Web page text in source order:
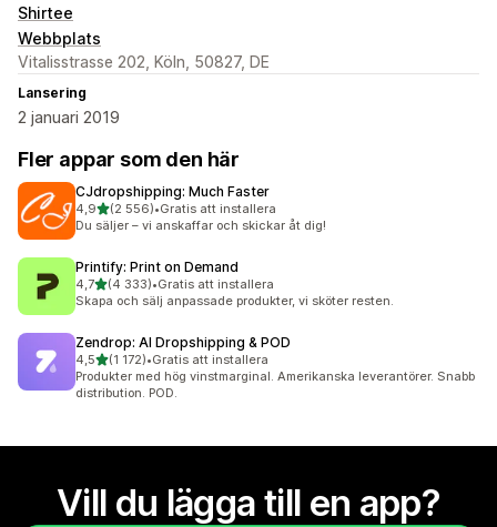
Shirtee
Webbplats
Vitalisstrasse 202, Köln, 50827, DE
Lansering
2 januari 2019
Fler appar som den här
CJdropshipping: Much Faster
4,9av 5 stjärnor
(2 556)
2556 recensioner totalt
•Gratis att installera
Du säljer – vi anskaffar och skickar åt dig!
Printify: Print on Demand
4,7av 5 stjärnor
(4 333)
4333 recensioner totalt
•Gratis att installera
Skapa och sälj anpassade produkter, vi sköter resten.
Zendrop: AI Dropshipping & POD
4,5av 5 stjärnor
(1 172)
1172 recensioner totalt
•Gratis att installera
Produkter med hög vinstmarginal. Amerikanska leverantörer. Snabb
distribution. POD.
Vill du lägga till en app?